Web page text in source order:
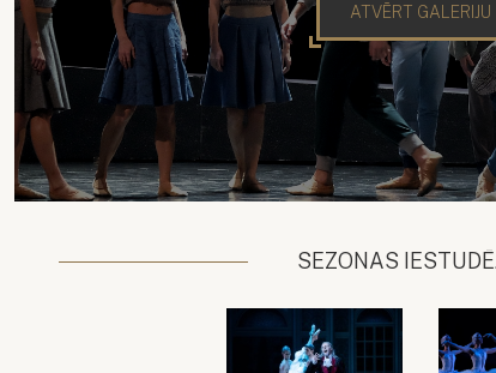
ATVĒRT GALERIJU
SEZONAS